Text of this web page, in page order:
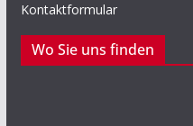
Kontaktformular
Wo Sie uns finden